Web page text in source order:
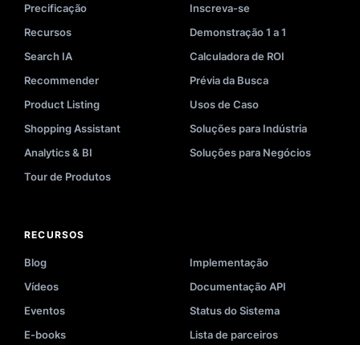
Precificação
Inscreva-se
Recursos
Demonstração 1 a 1
Search IA
Calculadora de ROI
Recommender
Prévia da Busca
Product Listing
Usos de Caso
Shopping Assistant
Soluções para Indústria
Analytics & BI
Soluções para Negócios
Tour de Produtos
RECURSOS
Blog
Implementação
Vídeos
Documentação API
Eventos
Status do Sistema
E-books
Lista de parceiros